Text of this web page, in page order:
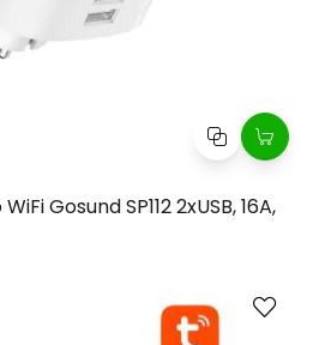
Gosund SP112 2xUSB, 16A,